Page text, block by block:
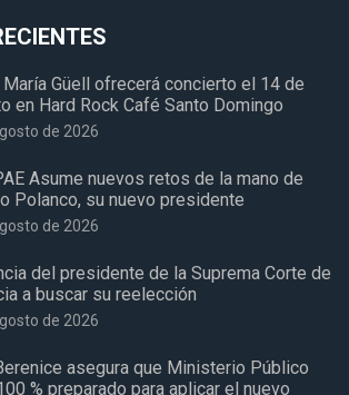
Güell ofrecerá concierto el 14 de
en Hard Rock Café Santo Domingo
de 2026
Asume nuevos retos de la mano de
Polanco, su nuevo presidente
de 2026
del presidente de la Suprema Corte de
a buscar su reelección
de 2026
asegura que Ministerio Público
% preparado para aplicar el nuevo